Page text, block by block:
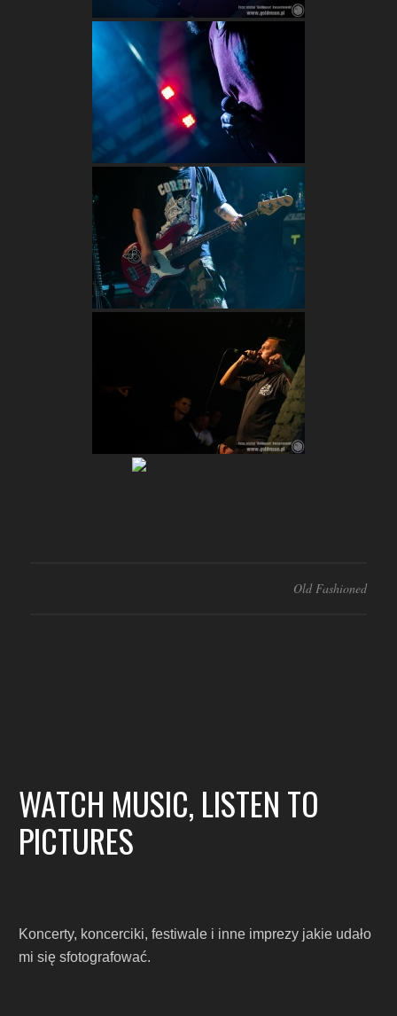
Old Fashioned
WATCH MUSIC, LISTEN TO
PICTURES
Koncerty, koncerciki, festiwale i inne imprezy jakie udało
mi się sfotografować.